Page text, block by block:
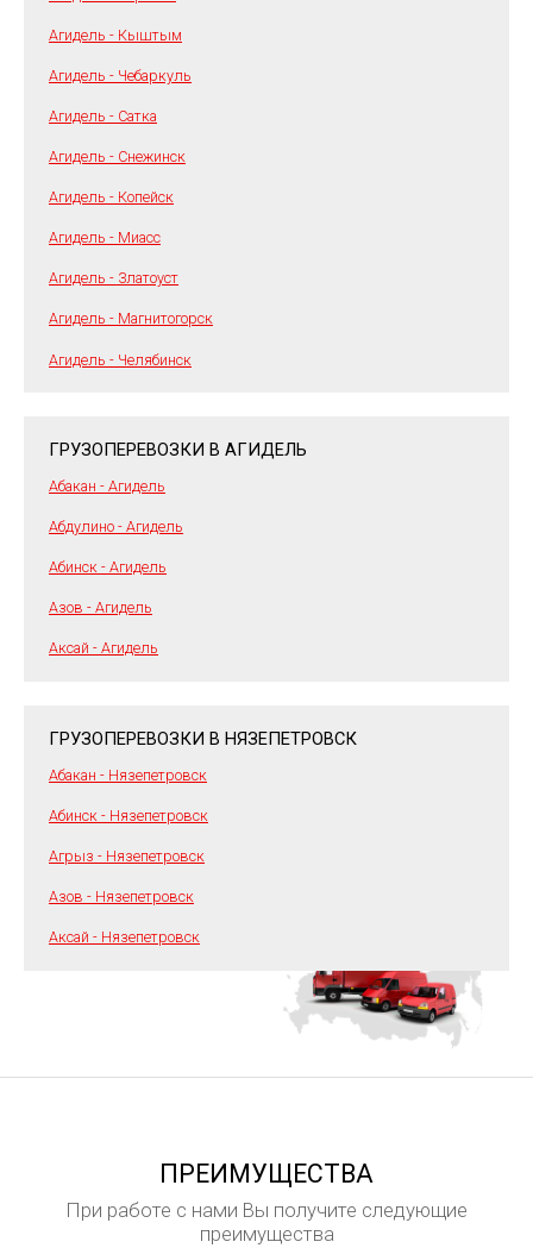
Агидель - Кыштым
Агидель - Чебаркуль
Агидель - Сатка
Агидель - Снежинск
Агидель - Копейск
Агидель - Миасс
Агидель - Златоуст
Агидель - Магнитогорск
Агидель - Челябинск
ГРУЗОПЕРЕВОЗКИ В АГИДЕЛЬ
Абакан - Агидель
Абдулино - Агидель
Абинск - Агидель
Азов - Агидель
Аксай - Агидель
ГРУЗОПЕРЕВОЗКИ В НЯЗЕПЕТРОВСК
Абакан - Нязепетровск
Абинск - Нязепетровск
Агрыз - Нязепетровск
Азов - Нязепетровск
Аксай - Нязепетровск
ПРЕИМУЩЕСТВА
При работе с нами Вы получите следующие
преимущества